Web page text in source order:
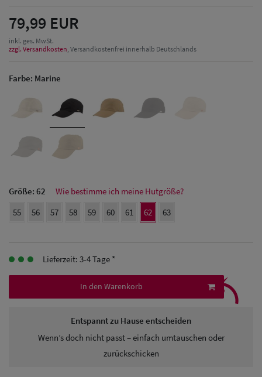
Herren Caps
Baseball Cpas
Herren UV-
Herren
Sonnenschilder
& Visoren
Snapback Caps
79,99 EUR
inkl. ges. MwSt.
zzgl. Versandkosten , Versandkostenfrei innerhalb Deutschlands
Farbe: Marine
Größe: 62
Wie bestimme ich meine Hutgröße?
55
56 57 58 59 60 61 62 63
Lieferzeit: 3-4 Tage *
In den Warenkorb
Entspannt zu Hause entscheiden
Wenn’s doch nicht passt – einfach umtauschen oder
zurückschicken
⤹